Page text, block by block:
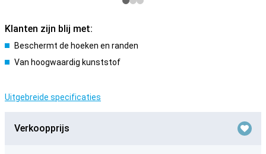
Klanten zijn blij met:
Beschermt de hoeken en randen
Van hoogwaardig kunststof
Uitgebreide specificaties
Verkoopprijs